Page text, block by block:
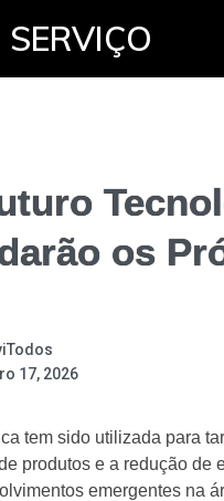
os
17, 2026
tem sido utilizada para
produtos e a redução de
emergentes na